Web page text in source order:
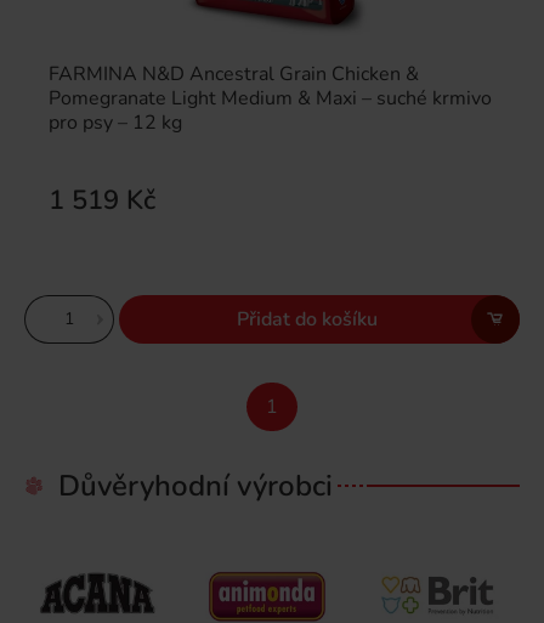
FARMINA N&D Ancestral Grain Chicken &
Pomegranate Light Medium & Maxi – suché krmivo
pro psy – 12 kg
1 519 Kč
Přidat do košíku
1
Důvěryhodní výrobci